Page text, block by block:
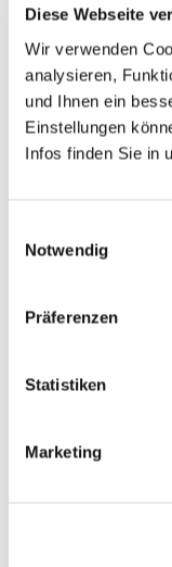
Diese Webseite
Wir verwenden
analysieren,
und Ihnen ein
Einstellungen
Infos finden Sie in
Notwendig
Präferenzen
Statistiken
Marketing
Janson“-App oder
geschlossene
Weitere